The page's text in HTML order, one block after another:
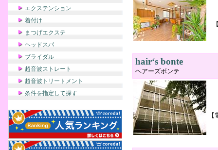
エクステンション
着付け
まつげエクステ
ヘッドスパ
ブライダル
超音波ストレート
超音波トリートメント
条件を指定して探す
hair‘s bonte
ヘアーズボンテ